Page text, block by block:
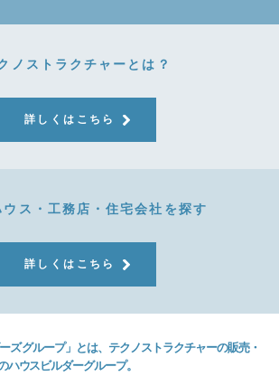
ノストラクチャーとは？
詳しくはこちら
ウス・工務店・住宅会社を探す
詳しくはこちら
ズ グループ」とは、テクノストラクチャーの販売・
ウスビルダーグループ。